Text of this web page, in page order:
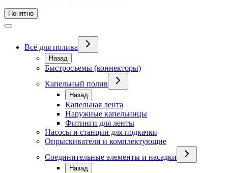
Понятно
Всё для полива
Назад
Быстросъемы (коннекторы)
Капельный полив
Назад
Капельная лента
Наружные капельницы
Фитинги для ленты
Насосы и станции для подкачки
Опрыскиватели и комплектующие
Соединительные элементы и насадки
Назад